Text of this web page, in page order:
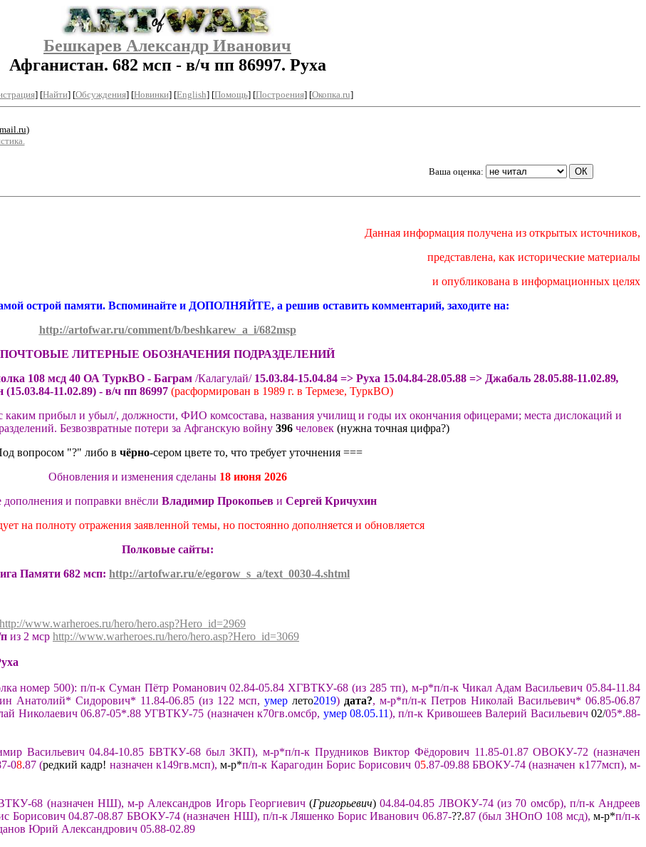
Бешкарев Александр Иванович
Афганистан. 682 мсп - в/ч пп 86997. Руха
] [Найти] [Обсуждения] [Новинки] [English] [Помощь] [Построения] [Окопка.ru]
)
Ваша оценка:
Данная информация получена из открытых источников,
представлена, как исторические материалы
и опубликована в информационных целях
острой памяти. Вспоминайте и ДОПОЛНЯЙТЕ, а решив оставить комментарий, заходите на:
http://artofwar.ru/comment/b/beshkarew_a_i/682msp
ПОЧТОВЫЕ ЛИТЕРНЫЕ ОБОЗНАЧЕНИЯ ПОДРАЗДЕЛЕНИЙ
а 108 мсд 40 ОА ТуркВО - Баграм /Калагулай/ 15.03.84-15.04.84 => Руха 15.04.84-28.05.88 => Джабаль 28.05.88-11.02.89,
(15.03.84-11.02.89) - в/ч пп 86997 (расформирован в 1989 г. в Термезе, ТуркВО)
прибыл и убыл/, должности, ФИО комсостава, названия училищ и годы их окончания офицерами; места дислокаций и
. Безвозвратные потери за Афганскую войну 396 человек (нужна точная цифра?)
вопросом "?" либо в чёрно-сером цвете то, что требует уточнения ===
Обновления и изменения сделаны 18 июня2026
и поправки внёсли Владимир Прокопьеви Сергей Кричухин
на полноту отражения заявленной темы, но постоянно дополняется и обновляется
Полковыесайты:
а Памяти 682 мсп: http://artofwar.ru/e/egorow_s_a/text_0030-4.shtml
http://www.warheroes.ru/hero/hero.asp?Hero_id=2969
из 2 мср http://www.warheroes.ru/hero/hero.asp?Hero_id=3069
номер 500): п/п-к Суман Пётр Романович 02.84-05.84 ХГВТКУ-68 (из 285 тп), м-р*п/п-к Чикал Адам Васильевич 05.84-11.84
Анатолий* Сидорович* 11.84-06.85 (из 122 мсп, умер лето2019) дата?, м-р*п/п-к Петров Николай Васильевич* 06.85-06.87
Николаевич 06.87-05*.88 УГВТКУ-75 (назначен к70гв.омсбр, умер 08.05.11), п/п-к Кривошеев Валерий Васильевич02/05*.88-
Васильевич04.84-10.85 БВТКУ-68был ЗКП), м-р*п/п-к Прудников Виктор Фёдорович 11.85-01.87 ОВОКУ-72 (назначен
08.87 (редкий кадр! назначен к149гв.мсп),м-р*п/п-к Карагодин Борис Борисович 05.87-09.88БВОКУ-74 (назначен к177мсп),м-
68 (назначен НШ), м-р Александров Игорь Георгиевич(Григорьевич)04.84-04.85 ЛВОКУ-74 (из 70 омсбр), п/п-к Андреев
Борисович 04.87-08.87 БВОКУ-74 (назначен НШ), п/п-к Ляшенко Борис Иванович 06.87-??.87 (был ЗНОпО 108 мсд),м-р*п/п-к
Юрий Александрович 05.88-02.89